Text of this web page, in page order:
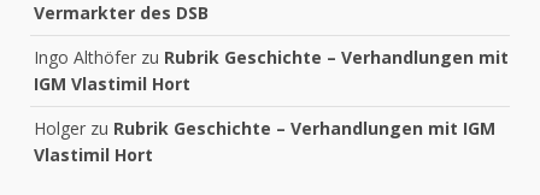
Vermarkter des DSB
Ingo Althöfer zu Rubrik Geschichte – Verhandlungen mit
IGM Vlastimil Hort
Holger zu Rubrik Geschichte – Verhandlungen mit IGM
Vlastimil Hort